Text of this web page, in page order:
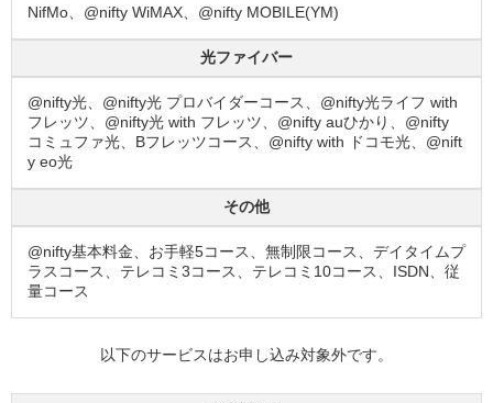
NifMo、@nifty WiMAX、@nifty MOBILE(YM)
光ファイバー
@nifty光、@nifty光 プロバイダーコース、@nifty光ライフ with
フレッツ、@nifty光 with フレッツ、@nifty auひかり、@nifty
コミュファ光、Bフレッツコース、@nifty with ドコモ光、@nift
y eo光
その他
@nifty基本料金、お手軽5コース、無制限コース、デイタイムプ
ラスコース、テレコミ3コース、テレコミ10コース、ISDN、従
量コース
以下のサービスはお申し込み対象外です。